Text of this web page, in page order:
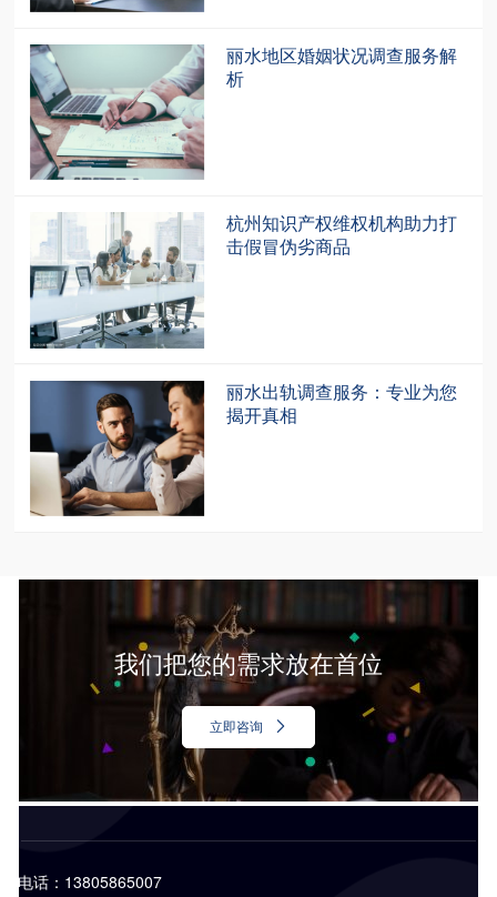
丽水地区婚姻状况调查服务解
析
杭州知识产权维权机构助力打
击假冒伪劣商品
丽水出轨调查服务：专业为您
揭开真相
我们把您的需求放在首位
立即咨询
电话：13805865007